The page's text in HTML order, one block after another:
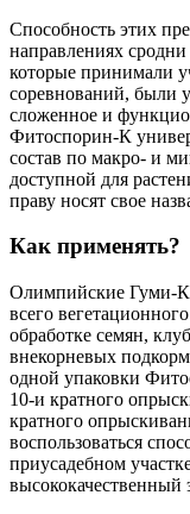
Способность этих
направлениях
которые принимали
соревнований, были
сложенное и
Фитоспорин-К
состав по макро- и
доступной для
праву носят свое
Как применять?
Олимпийские Гуми-К
всего
обработке семян,
внекорневых
одной упаковки
10-и кратного
кратного
воспользоваться
приусадебном
высококачественный